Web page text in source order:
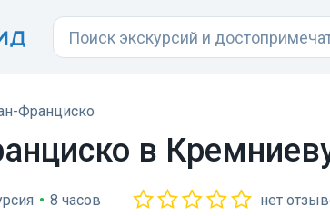
Франциско
в
• 8 часов
нет